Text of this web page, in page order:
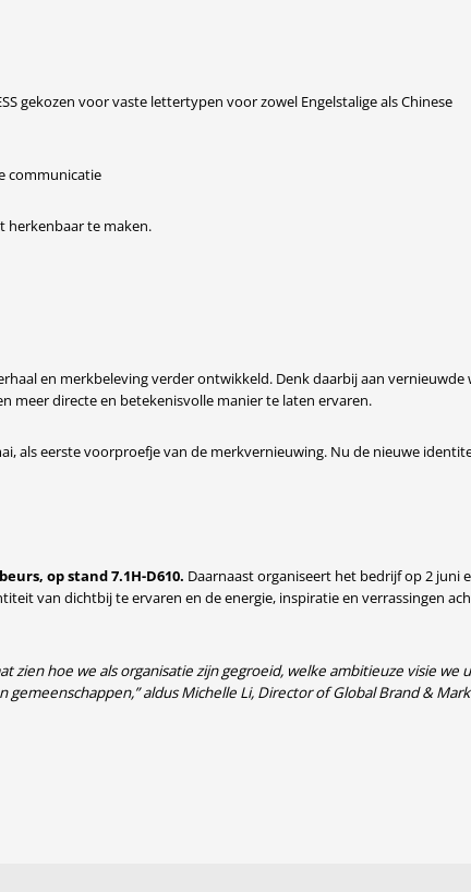
gekozen voor vaste lettertypen voor zowel Engelstalige als Chinese
communicatie
herkenbaar te maken.
en merkbeleving verder ontwikkeld. Denk daarbij aan vernieuwde
directe en betekenisvolle manier te laten ervaren.
als eerste voorproefje van de merkvernieuwing. Nu de nieuwe
op stand 7.1H-D610. Daarnaast organiseert het bedrijf op 2 juni
van dichtbij te ervaren en de energie, inspiratie en verrassingen
zien hoe we als organisatie zijn gegroeid, welke ambitieuze visie we
aldus Michelle Li, Director of Global Brand &